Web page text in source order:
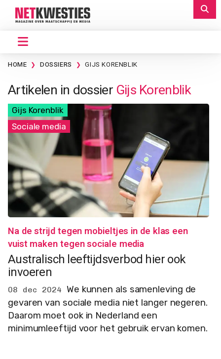
HOME DOSSIERS GIJS KORENBLIK
Artikelen in dossier Gijs Korenblik
Gijs Korenblik
Sociale media
Na de strijd tegen mobieltjes in de klas een
vuist maken tegen sociale media
Australisch leeftijdsverbod hier ook
invoeren
08 dec 2024 We kunnen als samenleving de
gevaren van sociale media niet langer negeren.
Daarom moet ook in Nederland een
minimumleeftijd voor het gebruik ervan komen.